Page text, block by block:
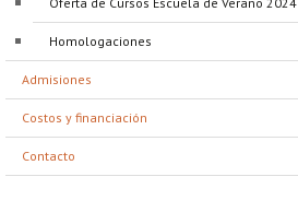
Homologaciones
Admisiones
Costos y financiación
Contacto
Proyecto de grado
Reingreso
Reintegro